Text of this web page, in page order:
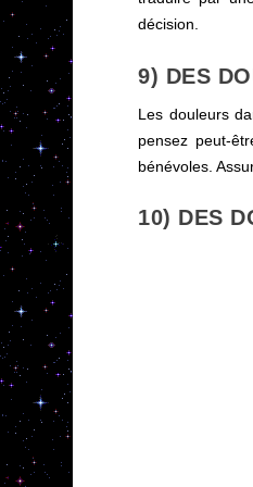
décision.
9) DES
Les douleurs
pensez peut-
bénévoles.
10) DES